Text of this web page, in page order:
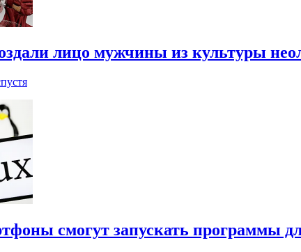
лицо мужчины из культуры
смогут запускать программы